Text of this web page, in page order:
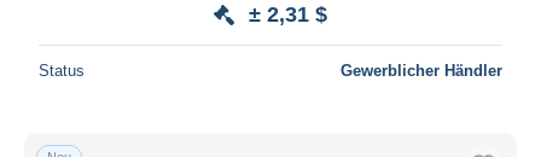
± 2,31 $
Status Gewerblicher Händler